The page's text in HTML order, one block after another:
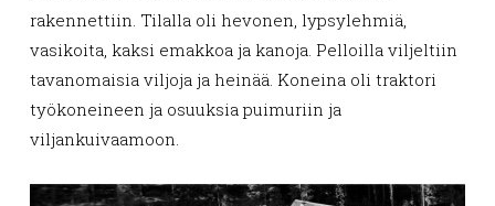
rakennettiin. Tilalla oli hevonen, lypsylehmiä,
vasikoita, kaksi emakkoa ja kanoja. Pelloilla viljeltiin
tavanomaisia viljoja ja heinää. Koneina oli traktori
työkoneineen ja osuuksia puimuriin ja
viljankuivaamoon.